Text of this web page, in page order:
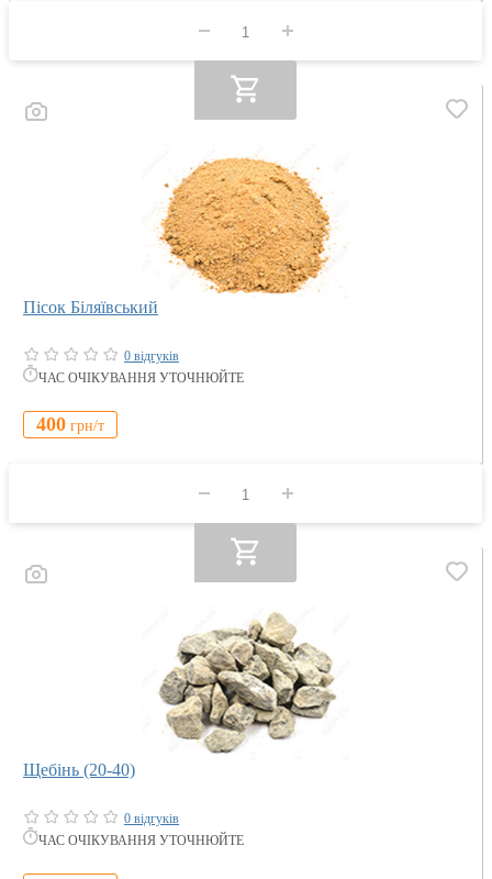
Пісок Біляївський
0 відгуків
ЧАС ОЧІКУВАННЯ УТОЧНЮЙТЕ
400 грн/т
Щебінь (20-40)
0 відгуків
ЧАС ОЧІКУВАННЯ УТОЧНЮЙТЕ